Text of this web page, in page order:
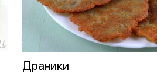
Драники